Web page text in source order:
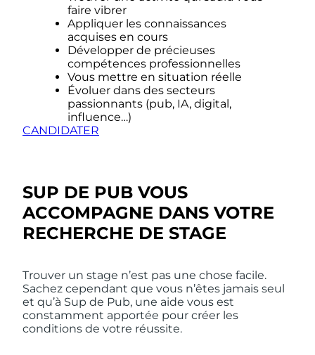
faire vibrer
Appliquer les connaissances
acquises en cours
Développer de précieuses
compétences professionnelles
Vous mettre en situation réelle
Évoluer dans des secteurs
passionnants (pub, IA, digital,
influence…)
CANDIDATER
SUP DE PUB VOUS
ACCOMPAGNE DANS VOTRE
RECHERCHE DE STAGE
Trouver un stage n’est pas une chose facile.
Sachez cependant que vous n’êtes jamais seul
et qu’à Sup de Pub, une aide vous est
constamment apportée pour créer les
conditions de votre réussite.